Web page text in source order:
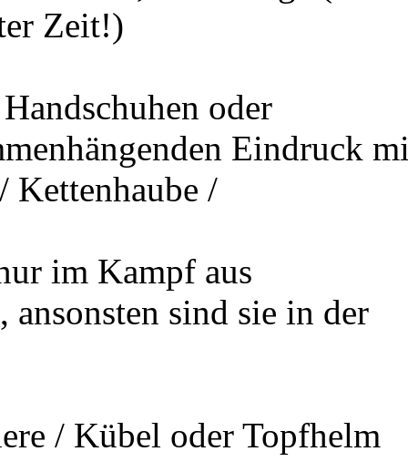
Zeit!)
oder
Eindruck
Kettenhaube /
im Kampf aus
sind sie in der
/ Kübel oder Topfhelm